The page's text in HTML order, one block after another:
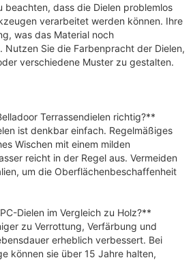
beachten, dass die Dielen problemlos
verarbeitet werden können. Ihre
was das Material noch
Sie die Farbenpracht der Dielen,
verschiedene Muster zu gestalten.
Terrassendielen richtig?**
ist denkbar einfach. Regelmäßiges
Wischen mit einem milden
reicht in der Regel aus. Vermeiden
um die Oberflächenbeschaffenheit
Dielen im Vergleich zu Holz?**
zu Verrottung, Verfärbung und
erheblich verbessert. Bei
können sie über 15 Jahre halten,